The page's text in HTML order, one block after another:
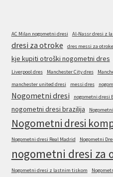
AC Milan nogometni dresi Al-Nassr dresi z
dresi za otroke dres messi za otroke
kje kupiti otroški nogometni dres
Liverpool dres
Manchester City dres
manchester united dresi
messi dres
Nogometni dresi nogometni dresi
nogometni dresi brazilija
Nogometni dresi
Nogometni dresi Real Madrid Nogometni
nogometni dresi za
Nogometni dresi z lastnim tiskom